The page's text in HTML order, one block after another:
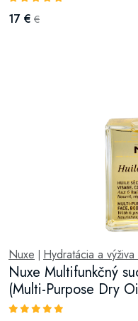
17 € €
Nuxe Hydratácia a
Nuxe Multifunkčný
(Multi-Purpose Dry